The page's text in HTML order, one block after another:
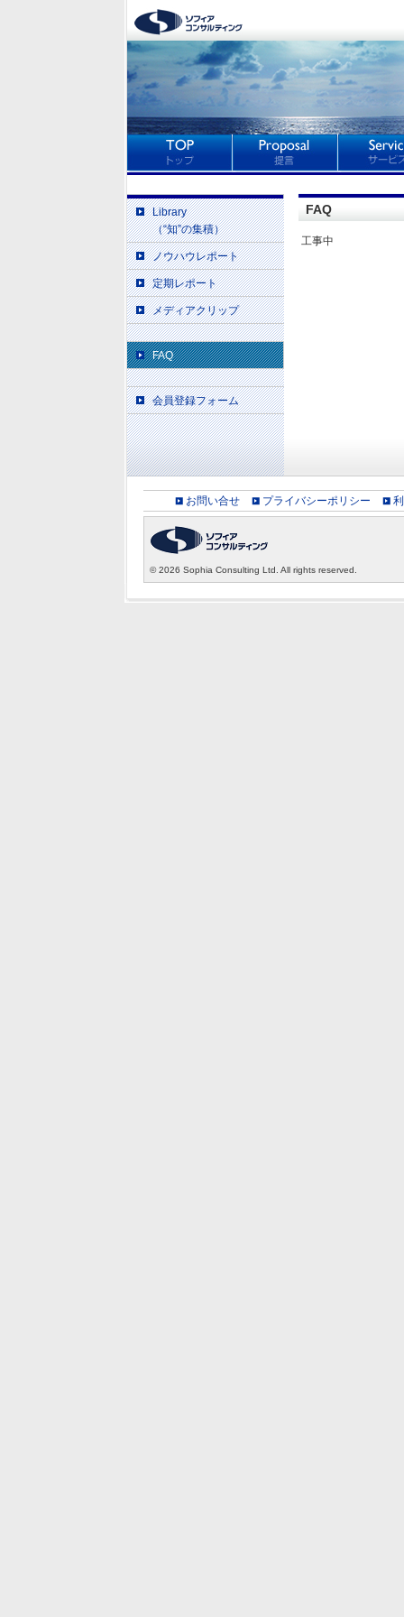
Library
（“知”の集積）
ノウハウレポート
定期レポート
メディアクリップ
FAQ
会員登録フォーム
FAQ
工事中
お問い合せ プライバシーポリシー
©2026 Sophia Consulting Ltd. All rights reserved.